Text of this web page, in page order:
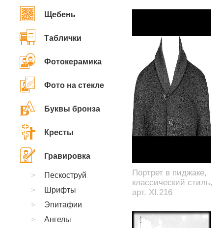
Портрет в пиджаке,
классический стиль,
арт. XI.216
Щебень
Таблички
Фотокерамика
Фото на стекле
Буквы бронза
Кресты
Гравировка
Пескоструй
Шрифты
Эпитафии
Ангелы